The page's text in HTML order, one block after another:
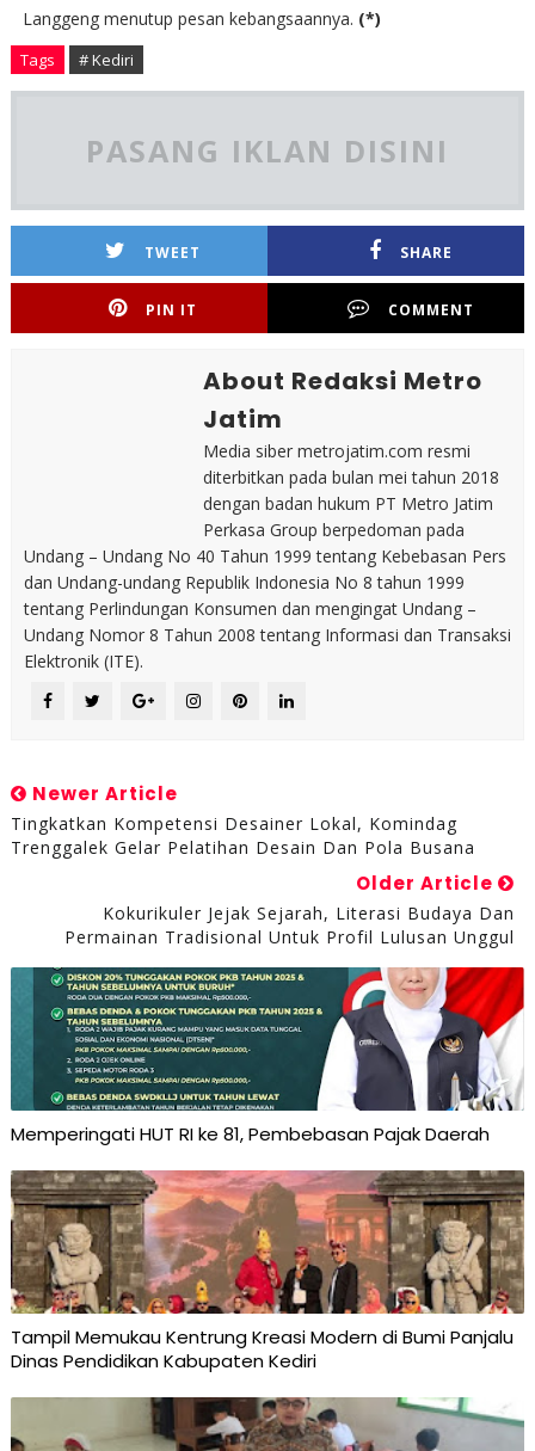
Langgeng menutup pesan kebangsaannya. (*)
Tags # Kediri
PASANG IKLAN DISINI
TWEET SHARE
PIN IT COMMENT
About Redaksi Metro
Jatim
Media siber metrojatim.com resmi
diterbitkan pada bulan mei tahun 2018
dengan badan hukum PT Metro Jatim
Perkasa Group berpedoman pada
Undang – Undang No 40 Tahun 1999 tentang Kebebasan Pers
dan Undang-undang Republik Indonesia No 8 tahun 1999
tentang Perlindungan Konsumen dan mengingat Undang –
Undang Nomor 8 Tahun 2008 tentang Informasi dan Transaksi
Elektronik (ITE).
Newer Article
Tingkatkan Kompetensi Desainer Lokal, Komindag
Trenggalek Gelar Pelatihan Desain Dan Pola Busana
Older Article
Kokurikuler Jejak Sejarah, Literasi Budaya Dan
Permainan Tradisional Untuk Profil Lulusan Unggul
Memperingati HUT RI ke 81, Pembebasan Pajak Daerah
Tampil Memukau Kentrung Kreasi Modern di Bumi Panjalu
Dinas Pendidikan Kabupaten Kediri